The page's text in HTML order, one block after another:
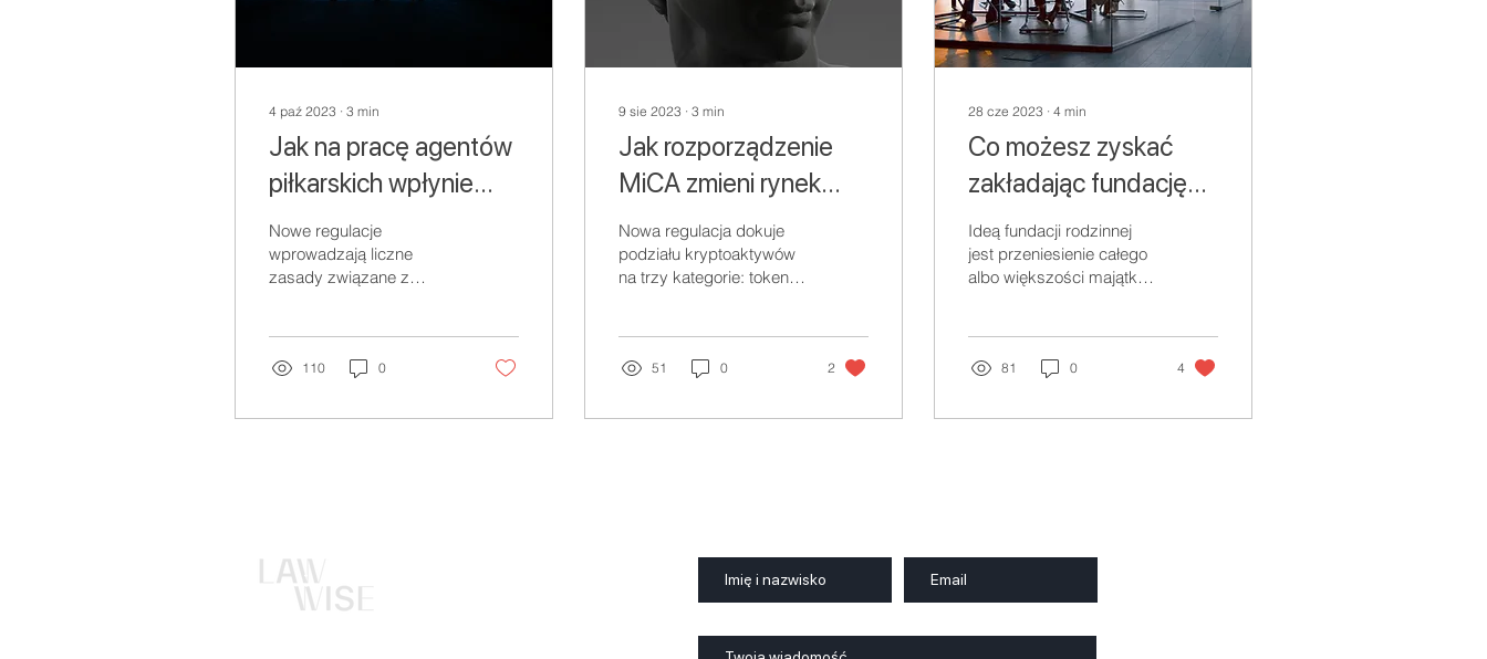
4 paź 2023 ∙ 3 min
Jak na pracę agentów
piłkarskich wpłynie
FIFA Football Agent
Regulations?
Nowe regulacje
wprowadzają liczne
zasady związane z
należna agentowi wynosi
110 0
9 sie 2023 ∙ 3 min
Jak rozporządzenie
MiCA zmieni rynek
kryptoaktywów?
Nowa regulacja dokuje
podziału kryptoaktywów
na trzy kategorie: tokeny
51 0 2
28 cze 2023 ∙ 4 min
Co możesz zyskać
zakładając fundację
rodzinną?
Ideą fundacji rodzinnej
jest przeniesienie całego
albo większości majątku
81 0 4